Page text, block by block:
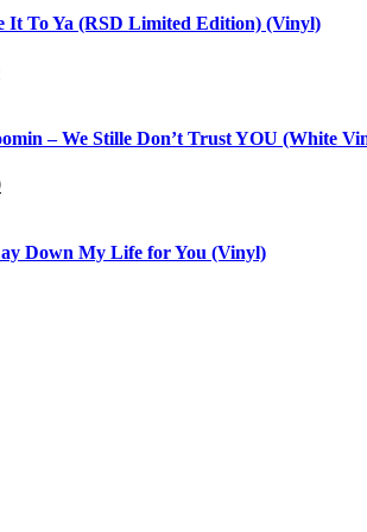
It To Ya (RSD Limited Edition) (Vinyl)
– We Stille Don’t Trust YOU (White
Down My Life for You (Vinyl)